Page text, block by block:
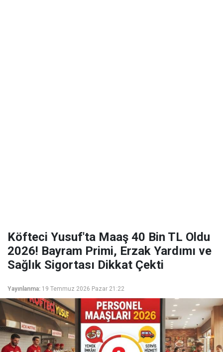
Köfteci Yusuf'ta Maaş 40 Bin TL Oldu
2026! Bayram Primi, Erzak Yardımı ve
Sağlık Sigortası Dikkat Çekti
Yayınlanma: 19 Temmuz 2026 Pazar 21:22